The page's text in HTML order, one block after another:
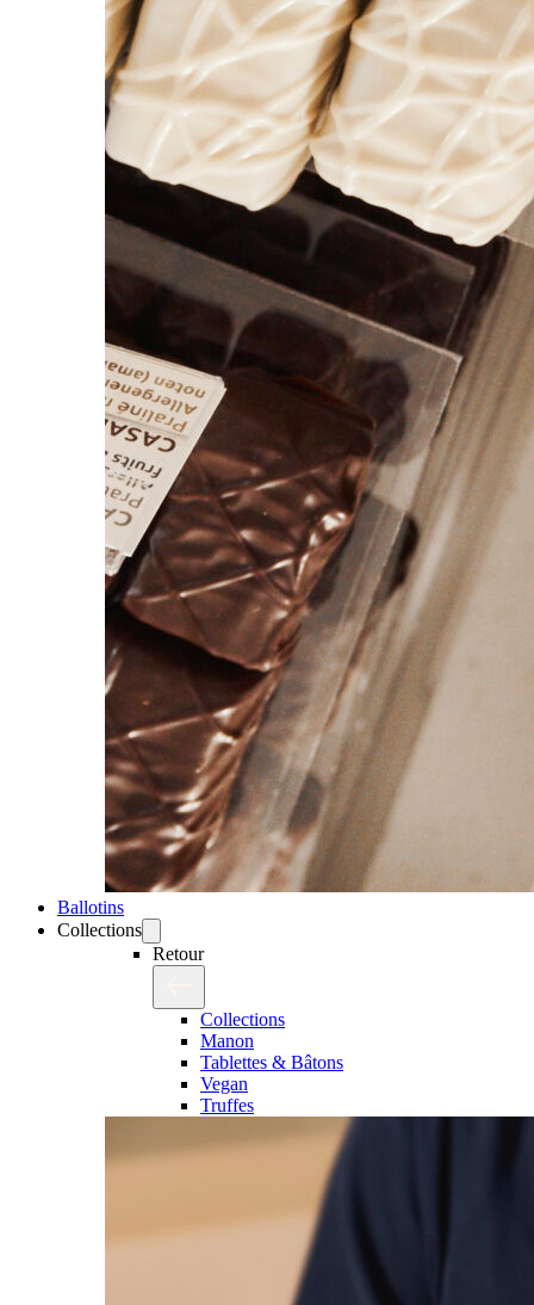
Ballotins
Collections
Retour
Collections
Manon
Tablettes & Bâtons
Vegan
Truffes